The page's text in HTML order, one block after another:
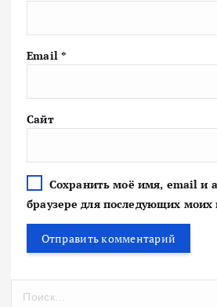
Email *
Сайт
Сохранить моё имя, email и
браузере для последующих